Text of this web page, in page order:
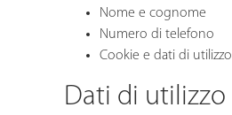
Nome e cognome
Numero di telefono
Cookie e dati di utilizzo
Dati di utilizzo